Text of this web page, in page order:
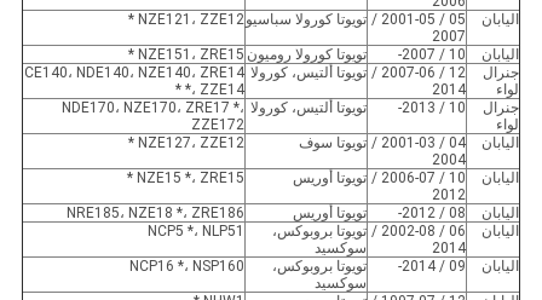
اليابان
05 / 2001-05 /
2007
تويوتا كورولا سباسيوNZE121، ZZE12 *
اليابان 10 / 2007- تويوتا كورولا روميون NZE151، ZRE15 *
جنرال
لواء
12 / 2007-06 /
2014
تويوتا ألتيس، كورولا CE140، NDE140، NZE140، ZRE14
*، ZZE14 *
جنرال
لواء
10 / 2013- تويوتا ألتيس، كورولا NDE170، NZE170، ZRE17 *،
ZZE172
اليابان
04 / 2001-03 /
2004
تويوتا سوف NZE127، ZZE12 *
اليابان
10 / 2006-07 /
2012
تويوتا أوريس NZE15 *، ZRE15 *
اليابان 08 / 2012- تويوتا أوريس
NRE185، NZE18 *، ZRE186
اليابان
06 / 2002-08 /
2014
تويوتا بروبوكس،
سوكسيد
NCP5 *، NLP51
اليابان 09 / 2014-
تويوتا بروبوكس،
سوكسيد
NCP16 *، NSP160